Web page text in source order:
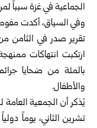
الجماعية في غزة سبباً
وفي السياق، أكدت
تقرير صدر في الثامن
بالمئة من ضحايا
والأطفال.
يُذكر أن الجمعية
تشرين الثاني، يوماً